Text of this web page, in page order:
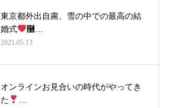
東京都外出自粛、雪の中での最高の結
婚式
࿠…
2021.05.13
オンラインお見合いの時代がやってき
た